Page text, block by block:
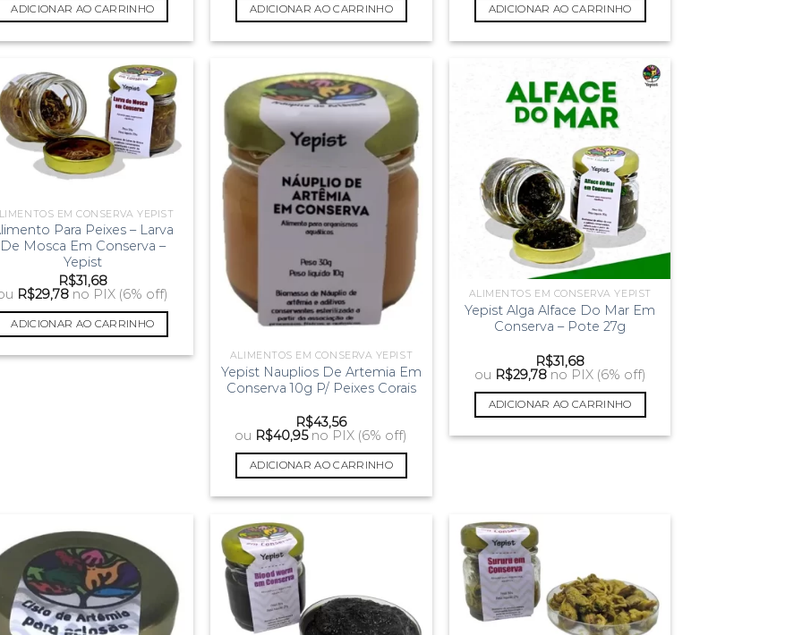
ADICIONAR AO CARRINHO ADICIONAR AO CARRINHO ADICIONAR AO CARRINHO
EM CONSERVA YEPIST
Para Peixes – Larva
De Mosca Em Conserva –
Yepist
R$31,68
R$29,78 no PIX (6% off)
ADICIONAR AO CARRINHO
ALIMENTOS EM CONSERVA YEPIST
Yepist Nauplios De Artemia Em
Conserva 10g P/ Peixes Corais
R$43,56
ou R$40,95 no PIX (6% off)
ADICIONAR AO CARRINHO
ALIMENTOS EM CONSERVA YEPIST
Yepist Alga Alface Do Mar Em
Conserva – Pote 27g
R$31,68
ou R$29,78 no PIX (6% off)
ADICIONAR AO CARRINHO